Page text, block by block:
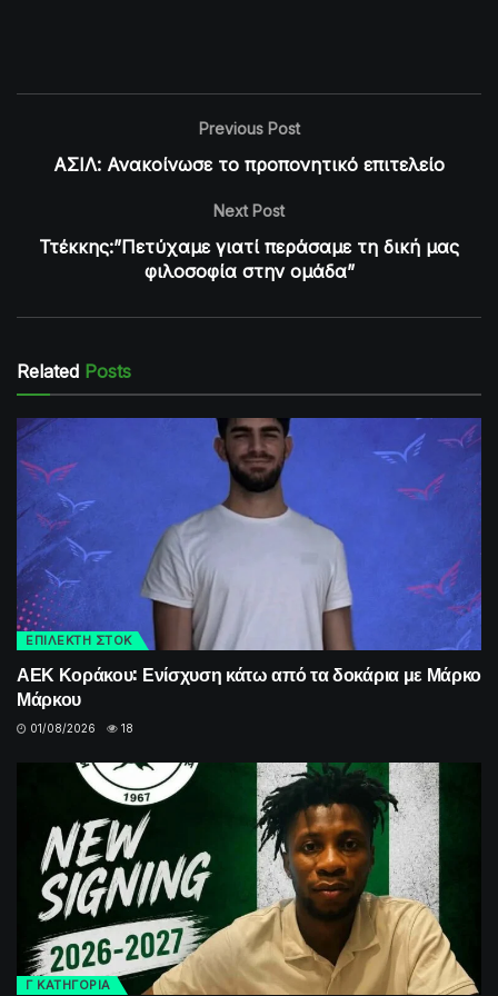
Previous Post
ΑΣΙΛ: Ανακοίνωσε το προπονητικό επιτελείο
Next Post
Ττέκκης:”Πετύχαμε γιατί περάσαμε τη δική μας
φιλοσοφία στην ομάδα”
Related Posts
ΕΠΙΛΕΚΤΗ ΣΤΟΚ
ΑΕΚ Κοράκου: Ενίσχυση κάτω από τα δοκάρια με Μάρκο
Μάρκου
01/08/2026 18
Γ ΚΑΤΗΓΟΡΙΑ